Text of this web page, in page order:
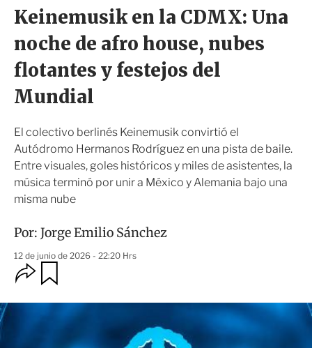
s
i
r
Keinemusik en la CDMX: Una
noche de afro house, nubes
flotantes y festejos del
Mundial
El colectivo berlinés Keinemusik convirtió el
Autódromo Hermanos Rodríguez en una pista de baile.
Entre visuales, goles históricos y miles de asistentes, la
música terminó por unir a México y Alemania bajo una
misma nube
Por: Jorge Emilio Sánchez
12 de junio de 2026 - 22:20 Hrs
O
p
i
o
r
d